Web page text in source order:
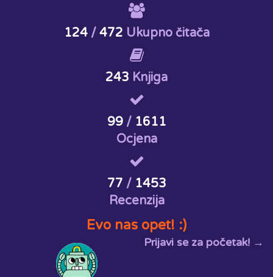
124/ 472 Ukupno čitača
243 Knjiga
99/ 1611
Ocjena
77 / 1453
Recenzija
Evo nas opet! :)
Prijavi se za početak! →